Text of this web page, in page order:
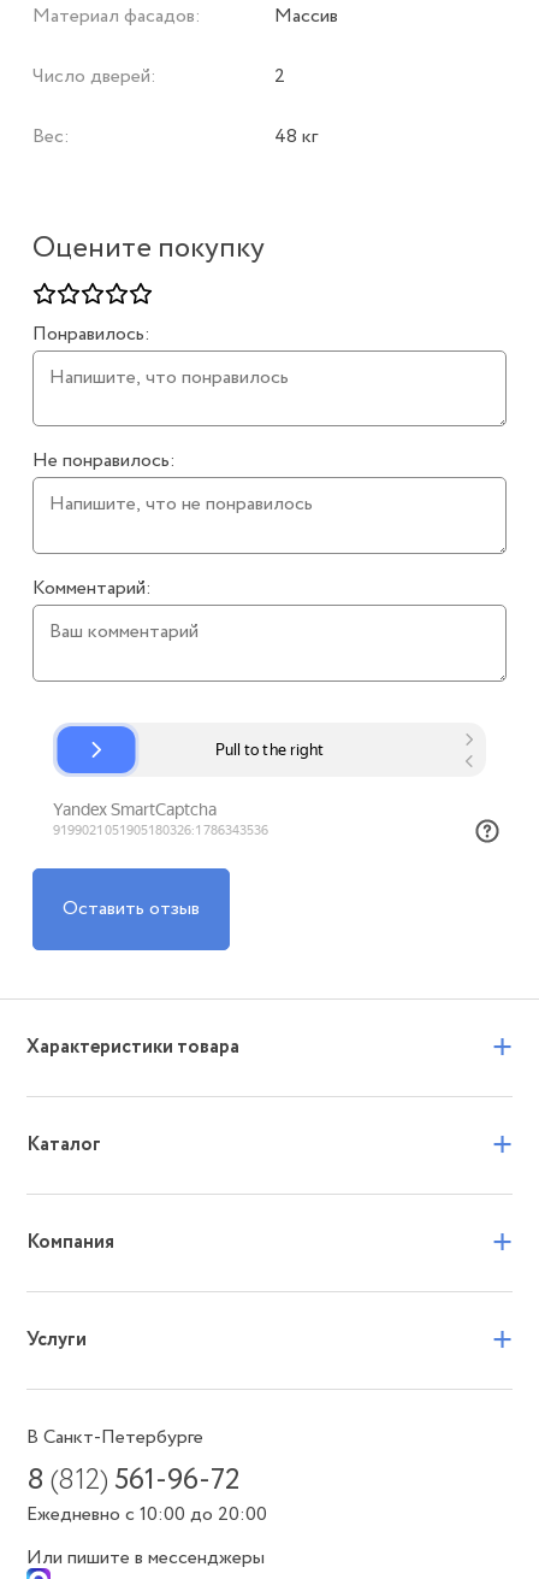
Оцените покупку
Понравилось:
Не понравилось:
Комментарий:
Оставить отзыв
Материал фасадов: Массив
Число дверей: 2
Вес: 48 кг
Характеристики товара +
Каталог +
Компания +
Услуги +
В Санкт-Петербурге
8(812) 561-96-72
Ежедневно с 10:00 до 20:00
Или пишите в мессенджеры